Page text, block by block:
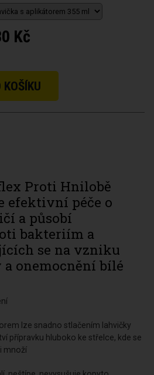
Kč
Proti Hnilobě
efektivní péče o
a působí
bakteriím a
se na vzniku
onemocnění bílé
lze snadno stlačením lahvičky
přípravku hluboko ke střelce, kde se
množí